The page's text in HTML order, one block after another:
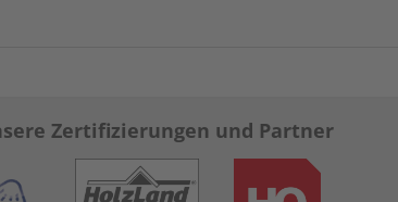
Zertifizierungen und Partner